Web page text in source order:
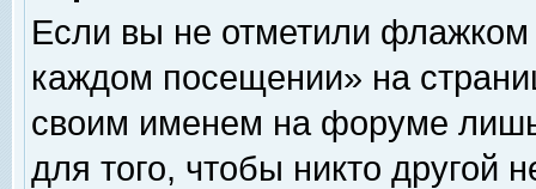
Если вы не отметили флажком
каждом посещении» на
своим именем на форуме
для того, чтобы никто другой